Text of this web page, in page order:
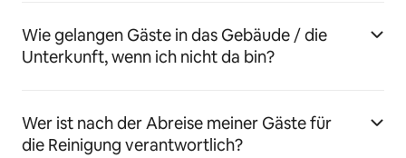
Wie gelangen Gäste in das Gebäude / die
Unterkunft, wenn ich nicht da bin?
Wer ist nach der Abreise meiner Gäste für
die Reinigung verantwortlich?